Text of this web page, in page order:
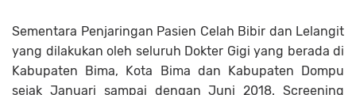
Sementara Penjaringan Pasien Celah Bibir dan Lelangit
yang dilakukan oleh seluruh Dokter Gigi yang berada di
Kabupaten Bima, Kota Bima dan Kabupaten Dompu
sejak Januari sampai dengan Juni 2018. Screening